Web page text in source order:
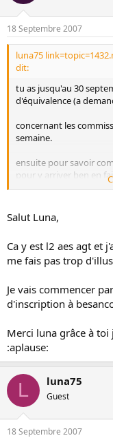
18 Septembre 2007
luna75
dit:
tu as jusqu'au 30
d'équivalence (a
concernant les
semaine.
ensuite pour savoir
pour y arriver ben en
peux pas être
Salut Luna,
Ca y est l2 aes agt et
me fais pas trop
Je vais commencer
d'inscription à
Merci luna grâce à
:aplause:
L luna75
Guest
18 Septembre 2007